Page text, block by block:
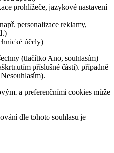
prohlížeče, jazykové nastavení
personalizace reklamy,
účely)
(tlačítko Ano, souhlasím)
příslušné části), případně
a preferenčními cookies může
dle tohoto souhlasu je